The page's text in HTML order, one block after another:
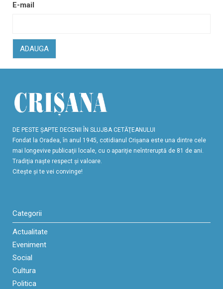
E-mail
ADAUGA
DE PESTE ŞAPTE DECENII ÎN SLUJBA CETĂŢEANULUI
Fondat la Oradea, în anul 1945, cotidianul Crişana este una dintre cele
mai longevive publicaţii locale, cu o apariţie neîntreruptă de 81 de ani.
Tradiţia naşte respect şi valoare.
Citeşte şi te vei convinge!
Categorii
Actualitate
Eveniment
Social
Cultura
Politica